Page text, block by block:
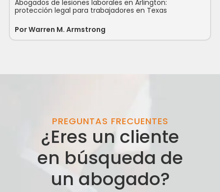
Abogados de lesiones laborales en Arlington:
protección legal para trabajadores en Texas
PorWarren M. Armstrong
PREGUNTAS FRECUENTES
¿Eres un cliente
en búsqueda de
un abogado?